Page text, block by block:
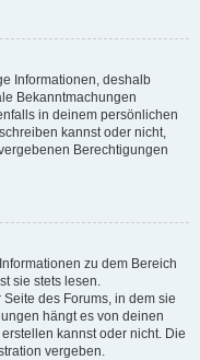
Informationen, deshalb
Bekanntmachungen
in deinem persönlichen
kannst oder nicht,
Berechtigungen
zu dem Bereich
sie stets lesen.
des Forums, in dem sie
hängt es von deinen
kannst oder nicht. Die
vergeben.